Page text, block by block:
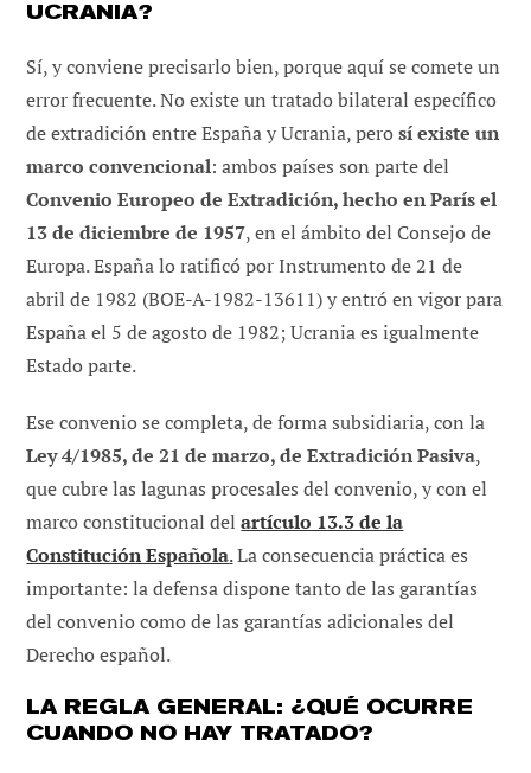
UCRANIA?
Sí, y conviene precisarlo bien, porque aquí se comete un
error frecuente. No existe un tratado bilateral específico
de extradición entre España y Ucrania, perosí existe un
marco convencional: ambos países son parte del
Convenio Europeo de Extradición, hecho en París el
13 de diciembre de 1957, en el ámbito del Consejo de
Europa. España lo ratificó por Instrumento de 21 de
abril de 1982 (BOE-A-1982-13611) y entró en vigor para
España el 5 de agosto de 1982; Ucrania es igualmente
Estado parte.
Ese convenio se completa, de forma subsidiaria, con la
Ley 4/1985, de 21 de marzo, de Extradición Pasiva,
que cubre las lagunas procesales del convenio, y con el
marco constitucional delartículo 13.3 de la
Constitución Española.La consecuencia práctica es
importante: la defensa dispone tanto de las garantías
del convenio como de las garantías adicionales del
Derecho español.
LA REGLA GENERAL: ¿QUÉ OCURRE
CUANDO NO HAY TRATADO?